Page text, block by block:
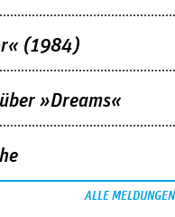
(1984)
»Dreams«
ALLE MELDUNGEN